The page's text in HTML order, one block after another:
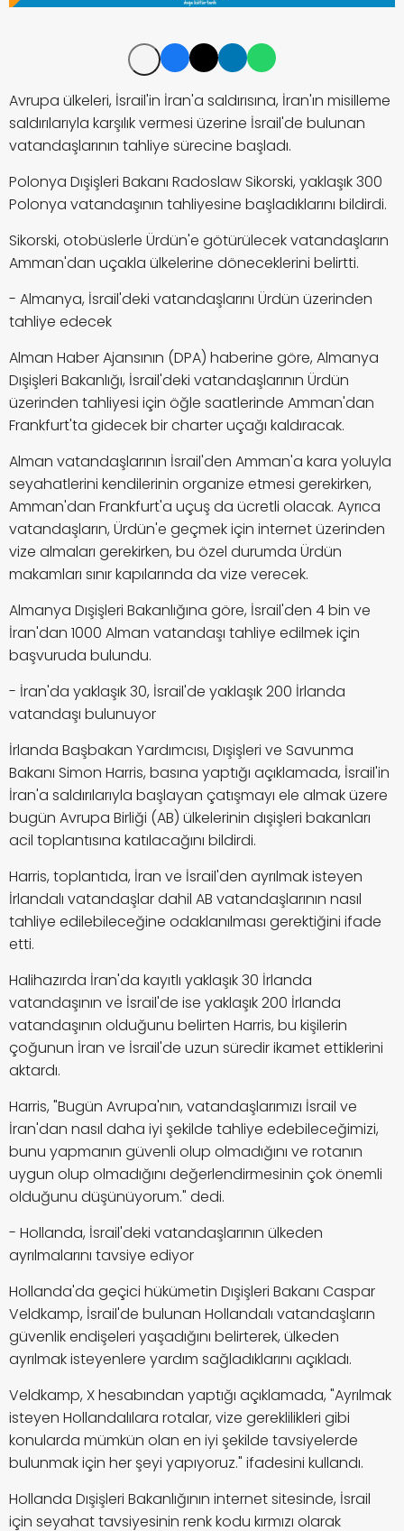
Avrupa ülkeleri, İsrail'in İran'a saldırısına, İran'ın misilleme
saldırılarıyla karşılık vermesi üzerine İsrail'de bulunan
vatandaşlarının tahliye sürecine başladı.
Polonya Dışişleri Bakanı Radoslaw Sikorski, yaklaşık 300
Polonya vatandaşının tahliyesine başladıklarını bildirdi.
Sikorski, otobüslerle Ürdün'e götürülecek vatandaşların
Amman'dan uçakla ülkelerine döneceklerini belirtti.
- Almanya, İsrail'deki vatandaşlarını Ürdün üzerinden
tahliye edecek
Alman Haber Ajansının (DPA) haberine göre, Almanya
Dışişleri Bakanlığı, İsrail'deki vatandaşlarının Ürdün
üzerinden tahliyesi için öğle saatlerinde Amman'dan
Frankfurt'ta gidecek bir charter uçağı kaldıracak.
Alman vatandaşlarının İsrail'den Amman'a kara yoluyla
seyahatlerini kendilerinin organize etmesi gerekirken,
Amman'dan Frankfurt'a uçuş da ücretli olacak. Ayrıca
vatandaşların, Ürdün'e geçmek için internet üzerinden
vize almaları gerekirken, bu özel durumda Ürdün
makamları sınır kapılarında da vize verecek.
Almanya Dışişleri Bakanlığına göre, İsrail'den 4 bin ve
İran'dan 1000 Alman vatandaşı tahliye edilmek için
başvuruda bulundu.
- İran'da yaklaşık 30, İsrail'de yaklaşık 200 İrlanda
vatandaşı bulunuyor
İrlanda Başbakan Yardımcısı, Dışişleri ve Savunma
Bakanı Simon Harris, basına yaptığı açıklamada, İsrail'in
İran'a saldırılarıyla başlayan çatışmayı ele almak üzere
bugün Avrupa Birliği (AB) ülkelerinin dışişleri bakanları
acil toplantısına katılacağını bildirdi.
Harris, toplantıda, İran ve İsrail'den ayrılmak isteyen
İrlandalı vatandaşlar dahil AB vatandaşlarının nasıl
tahliye edilebileceğine odaklanılması gerektiğini ifade
etti.
Halihazırda İran'da kayıtlı yaklaşık 30 İrlanda
vatandaşının ve İsrail'de ise yaklaşık 200 İrlanda
vatandaşının olduğunu belirten Harris, bu kişilerin
çoğunun İran ve İsrail'de uzun süredir ikamet ettiklerini
aktardı.
Harris, "Bugün Avrupa'nın, vatandaşlarımızı İsrail ve
İran'dan nasıl daha iyi şekilde tahliye edebileceğimizi,
bunu yapmanın güvenli olup olmadığını ve rotanın
uygun olup olmadığını değerlendirmesinin çok önemli
olduğunu düşünüyorum." dedi.
- Hollanda, İsrail'deki vatandaşlarının ülkeden
ayrılmalarını tavsiye ediyor
Hollanda'da geçici hükümetin Dışişleri Bakanı Caspar
Veldkamp, İsrail'de bulunan Hollandalı vatandaşların
güvenlik endişeleri yaşadığını belirterek, ülkeden
ayrılmak isteyenlere yardım sağladıklarını açıkladı.
Veldkamp, X hesabından yaptığı açıklamada, "Ayrılmak
isteyen Hollandalılara rotalar, vize gereklilikleri gibi
konularda mümkün olan en iyi şekilde tavsiyelerde
bulunmak için her şeyi yapıyoruz." ifadesini kullandı.
Hollanda Dışişleri Bakanlığının internet sitesinde, İsrail
için seyahat tavsiyesinin renk kodu kırmızı olarak